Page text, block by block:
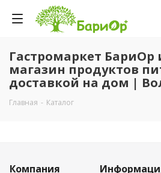
Гастромаркет БариОр
магазин продуктов
доставкой на дом |
Главная - Каталог
Компания